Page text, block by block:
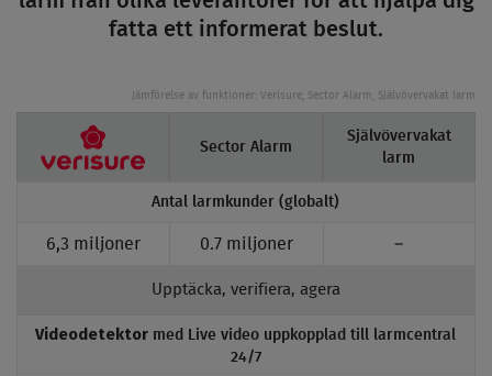
fatta ett informerat beslut.
Jämförelse av funktioner: Verisure, Sector Alarm, Självövervakat larm
Verisure
Sector Alarm
Självövervakat
larm
Antal larmkunder (globalt)
6,3 miljoner 0.7 miljoner –
Upptäcka, verifiera, agera
Videodetektor med Live video uppkopplad till larmcentral
24/7